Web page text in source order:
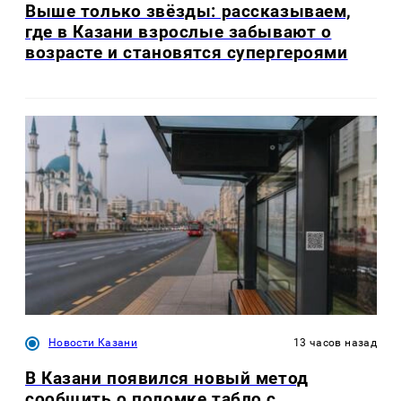
Выше только звёзды: рассказываем,
где в Казани взрослые забывают о
возрасте и становятся супергероями
Новости Казани 13 часов назад
В Казани появился новый метод